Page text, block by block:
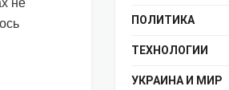
ПОЛИТИКА
ТЕХНОЛОГИИ
УКРАИНА И МИР